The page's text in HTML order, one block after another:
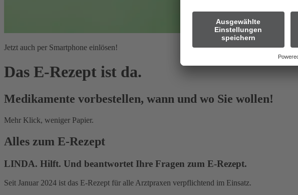
Jetzt auch per Smartphone einlösen!
Das E-Rezept ist da.
Medikamente vorbestellen, wann und wo Sie wollen!
Mehr Klick, weniger Papier.
Alles zum E-Rezept
LINDA. Hilft. Und beantwortet Ihre Fragen zum E-Rezept.
Seit Januar 2024 ist das E-Rezept für alle Arztpraxen verpflichtend im Einsatz.